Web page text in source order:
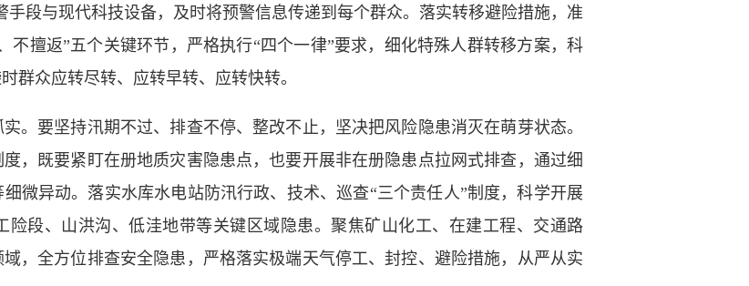
手段与现代科技设备，及时将预警信息传递到每个群众。落实转移避险措施，准
不擅返”五个关键环节，严格执行“四个一律”要求，细化特殊人群转移方案，科
群众应转尽转、应转早转、应转快转。
要坚持汛期不过、排查不停、整改不止，坚决把风险隐患消灭在萌芽状态。
，既要紧盯在册地质灾害隐患点，也要开展非在册隐患点拉网式排查，通过细
微异动。落实水库水电站防汛行政、技术、巡查“三个责任人”制度，科学开展
险段、山洪沟、低洼地带等关键区域隐患。聚焦矿山化工、在建工程、交通路
，全方位排查安全隐患，严格落实极端天气停工、封控、避险措施，从严从实